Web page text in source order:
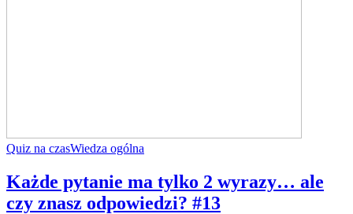
Quiz na czasWiedza ogólna
Każde pytanie ma tylko 2 wyrazy… ale
czy znasz odpowiedzi? #13